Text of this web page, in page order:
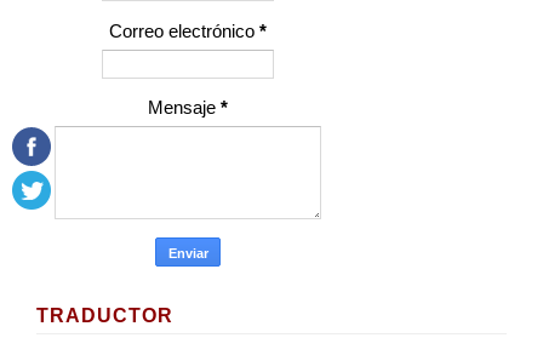
Correo electrónico *
Mensaje *
TRADUCTOR